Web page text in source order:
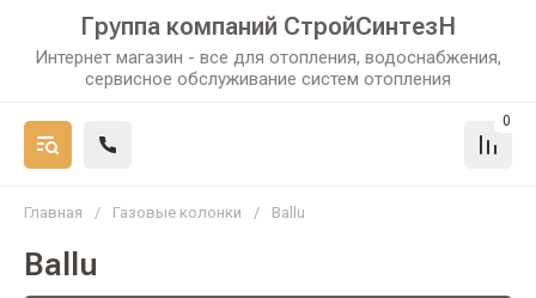
0
Группа компаний СтройСинтезН
Интернет магазин - все для отопления, водоснабжения,
сервисное обслуживание систем отопления
Главная / Газовые колонки / Ballu
Ballu